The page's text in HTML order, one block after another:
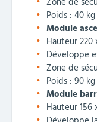
Poids : 40 kg
Module
Hauteur
Développe
Zone de
Poids : 90 kg
Module
Hauteur 156